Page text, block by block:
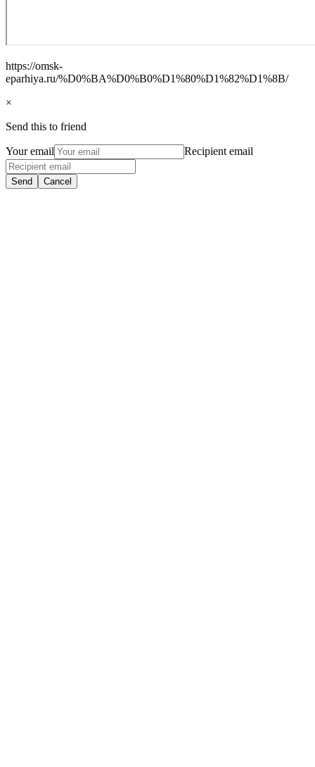
https://omsk-
eparhiya.ru/%D0%BA%D0%B0%D1%80%D1%82%D1%8B/
×
Send this to friend
Your email Recipient email
Send Cancel